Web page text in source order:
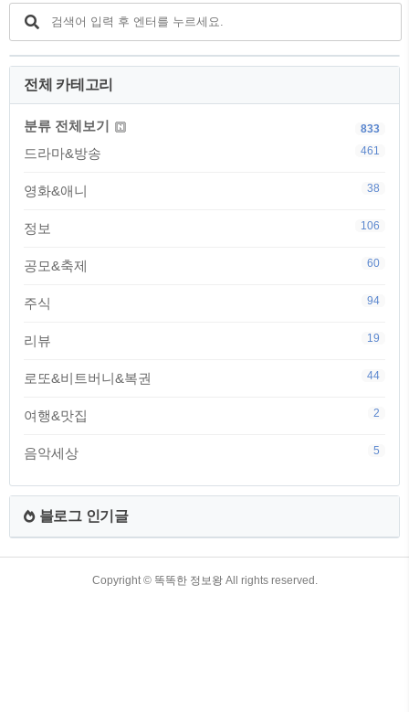
전체 카테고리
분류 전체보기 833
드라마&방송 461
영화&애니 38
정보 106
공모&축제 60
주식 94
리뷰 19
로또&비트버니&복권 44
여행&맛집 2
음악세상 5
블로그 인기글
Copyright © 똑똑한 정보왕All rights reserved.
TistoryWhaleSkin3.4